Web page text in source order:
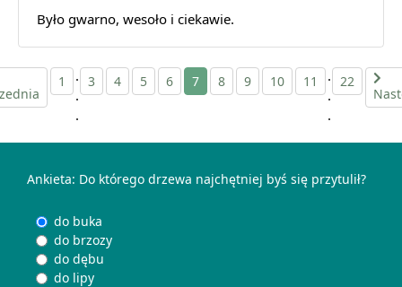
Było gwarno, wesoło i ciekawie.
1
.
.
.
3 4 5 6 7 8 9 10 11
.
.
.
22
Ankieta: Do którego drzewa najchętniej byś się przytulił?
do buka
do brzozy
do dębu
do lipy